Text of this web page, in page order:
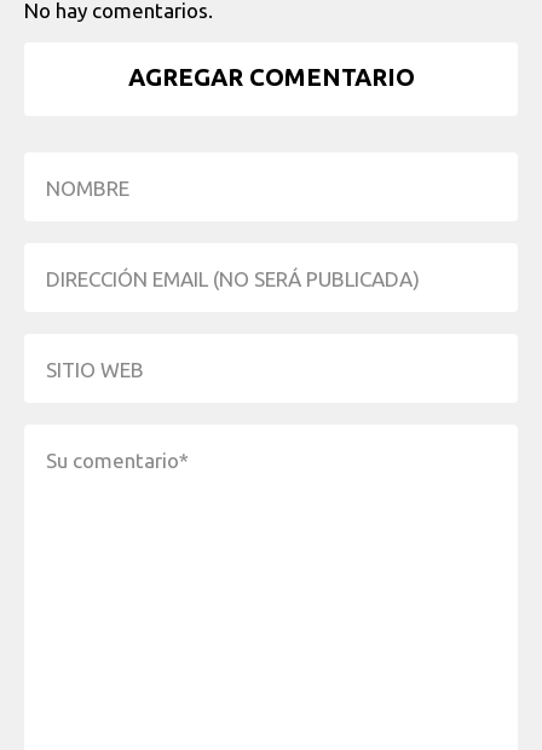
No hay comentarios.
AGREGAR COMENTARIO